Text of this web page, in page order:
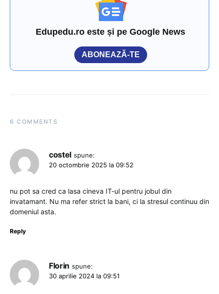
Edupedu.ro este și pe Google News
ABONEAZĂ-TE
6 COMMENTS
costel spune:
20 octombrie 2025 la 09:52
nu pot sa cred ca lasa cineva IT-ul pentru jobul din
invatamant. Nu ma refer strict la bani, ci la stresul continuu din
domeniul asta.
Reply
Florin spune:
30 aprilie 2024 la 09:51